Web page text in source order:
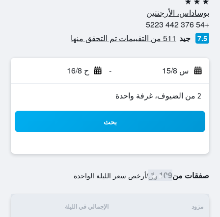
3 نجوم
بوساداس، الأرجنتين
+54 376 442 5223
7.5 جيد 511 من التقييمات تم التحقق منها
س 15/8 - ح 16/8
2 من الضيوف، غرفة واحدة
بحث
صفقات من109 ﷼ /أرخص سعر الليلة الواحدة
مزود الإجمالي في الليلة